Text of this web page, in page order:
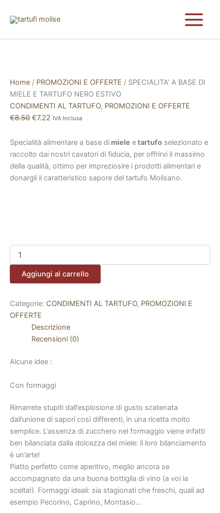
In vendita!
Home / PROMOZIONI E OFFERTE / SPECIALITA’ A BASE DI
MIELE E TARTUFO NERO ESTIVO
CONDIMENTI AL TARTUFO, PROMOZIONI E OFFERTE
€8.50
prezzo
era:
€7.22
prezzo
è:
IVA Inclusa
Specialità alimentare a base di miele etartufo selezionato e
raccolto dai nostri cavatori di fiducia, per offrirvi il massimo
della qualità, ottimo per impreziosire i prodotti alimentari e
donargli il caratteristico sapore del tartufo Molisano.
A
BASE
ESTIVO
quantità
Aggiungi al carrello
Categorie: CONDIMENTI AL TARTUFO, PROMOZIONI E
OFFERTE
Descrizione
Recensioni (0)
Alcune idee :
Con formaggi
Rimarrete stupiti dall’esplosione di gusto scatenata
dall’unione di sapori così differenti, in una ricetta molto
semplice. L’assenza di zucchero nel formaggio viene infatti
ben bilanciata dalla dolcezza del miele: il loro bilanciamento
è un’arte!
Piatto perfetto come aperitivo, meglio ancora se
accompagnato da una buona bottiglia di vino (a voi la
scelta!). Formaggi ideali: sia stagionati che freschi, quali ad
esempio Pecorino, Caprino, Montasio…